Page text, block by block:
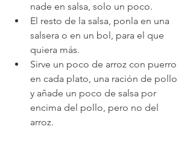
nade en salsa, solo un poco.
El resto de la salsa, ponla en una
salsera o en un bol, para el que
quiera más.
Sirve un poco de arroz con puerro
en cada plato, una ración de pollo
y añade un poco de salsa por
encima del pollo, pero no del
arroz.